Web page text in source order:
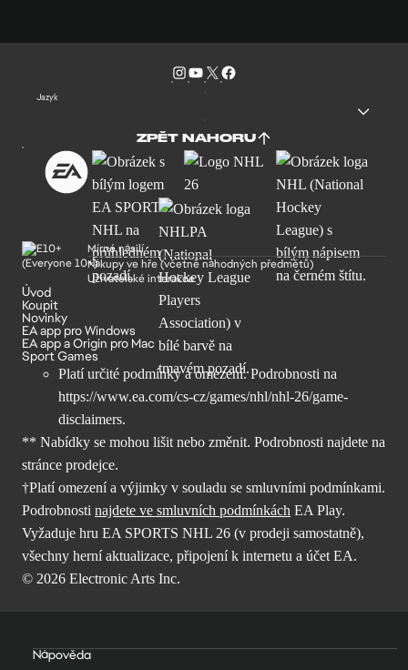
Jazyk
ZPĚT NAHORU
Mírné násilí
Nákupy ve hře (včetně náhodných předmětů)
Uživatelské interakce
Úvod
Koupit
Novinky
EA app pro Windows
EA app a Origin pro Mac
Sport Games
Platí určité podmínky a omezení. Podrobnosti na
https://www.ea.com/cs-cz/games/nhl/nhl-26/game-
disclaimers.
** Nabídky se mohou lišit nebo změnit. Podrobnosti najdete na
stránce prodejce.
†Platí omezení a výjimky v souladu se smluvními podmínkami.
Podrobnosti najdete ve smluvních podmínkách EA Play.
Vyžaduje hru EA SPORTS NHL 26 (v prodeji samostatně),
všechny herní aktualizace, připojení k internetu a účet EA.
© 2026 Electronic Arts Inc.
Nápověda